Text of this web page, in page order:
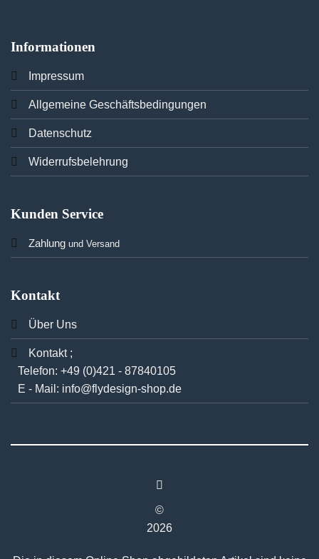
Informationen
Impressum
Allgemeine Geschäftsbedingungen
Datenschutz
Widerrufsbelehrung
Kunden Service
Zahlungund Versand
Kontakt
Über Uns
Kontakt ;
Telefon: +49 (0)421 - 87840105
E - Mail: info@flydesign-shop.de
©
2026